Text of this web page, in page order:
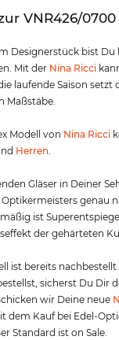
VNR426/
Designerstück bist
Mit der Nina Ricci
laufende Saison
Maßstäbe.
Modell von Nina Ricci
Herren.
Gläser in Deiner
genau
ist
der gehärteten
ist bereits
sicherst Du Dir
wir Deine neue
dem Kauf bei Edel-
Standard ist on Sale.